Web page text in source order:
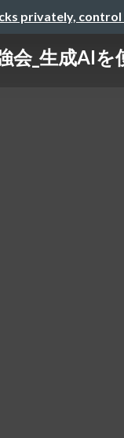
privately,
会_生成AI